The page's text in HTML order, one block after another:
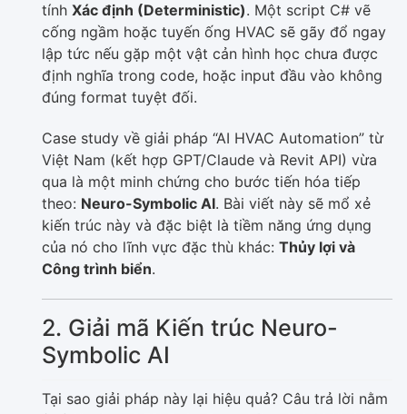
tính Xác định (Deterministic). Một script C# vẽ
cống ngầm hoặc tuyến ống HVAC sẽ gãy đổ ngay
lập tức nếu gặp một vật cản hình học chưa được
định nghĩa trong code, hoặc input đầu vào không
đúng format tuyệt đối.
Case study về giải pháp “AI HVAC Automation” từ
Việt Nam (kết hợp GPT/Claude và Revit API) vừa
qua là một minh chứng cho bước tiến hóa tiếp
theo: Neuro-Symbolic AI. Bài viết này sẽ mổ xẻ
kiến trúc này và đặc biệt là tiềm năng ứng dụng
của nó cho lĩnh vực đặc thù khác: Thủy lợi và
Công trình biển.
2. Giải mã Kiến trúc Neuro-
Symbolic AI
Tại sao giải pháp này lại hiệu quả? Câu trả lời nằm